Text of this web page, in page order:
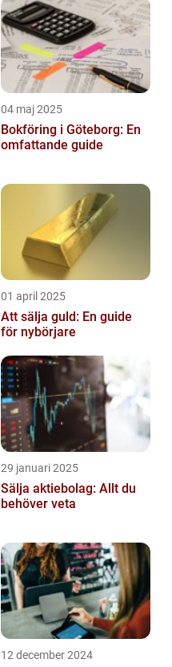
04 maj 2025
Bokföring i Göteborg: En
omfattande guide
01 april 2025
Att sälja guld: En guide
för nybörjare
29 januari 2025
Sälja aktiebolag: Allt du
behöver veta
12 december 2024